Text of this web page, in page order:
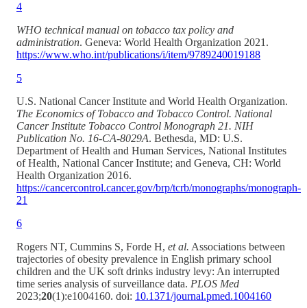
4
WHO technical manual on tobacco tax policy and
administration. Geneva: World Health Organization 2021.
https://www.who.int/publications/i/item/9789240019188
5
U.S. National Cancer Institute and World Health Organization.
The Economics of Tobacco and Tobacco Control. National
Cancer Institute Tobacco Control Monograph 21. NIH
Publication No. 16-CA-8029A. Bethesda, MD: U.S.
Department of Health and Human Services, National Institutes
of Health, National Cancer Institute; and Geneva, CH: World
Health Organization 2016.
https://cancercontrol.cancer.gov/brp/tcrb/monographs/monograph-
21
6
Rogers NT, Cummins S, Forde H, et al. Associations between
trajectories of obesity prevalence in English primary school
children and the UK soft drinks industry levy: An interrupted
time series analysis of surveillance data. PLOS Med
2023;20(1):e1004160. doi: 10.1371/journal.pmed.1004160